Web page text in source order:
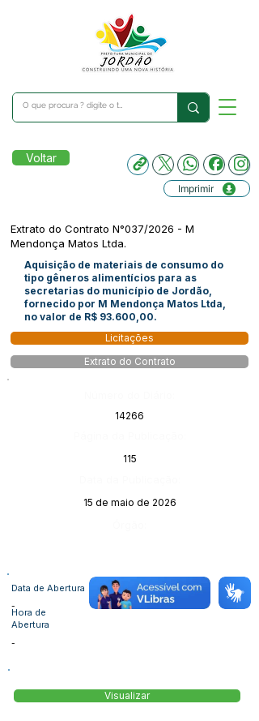
Voltar
Imprimir
Extrato do Contrato N°037/2026 - M
Mendonça Matos Ltda.
Aquisição de materiais de consumo do
tipo gêneros alimentícios para as
secretarias do município de Jordão,
fornecido por M Mendonça Matos Ltda,
no valor de R$ 93.600,00.
Licitações
Extrato do Contrato
14266
115
15 de maio de 2026
Data de Abertura
-
Hora de
Abertura
-
Visualizar